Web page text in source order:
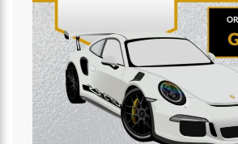
20:23
PREFEITURA ABRE
SERVIÇOS PARA O
00:59 PRÉ-CANDIDATA A DEPUTADA
DESPONTA NAS PESQUISAS DE
10:06 POPULARES EXPULSAM EQUIPE DA
TENTAVA INSTALAR NOVOS
BOLSONARO VAI RETORNAR A MANAUS